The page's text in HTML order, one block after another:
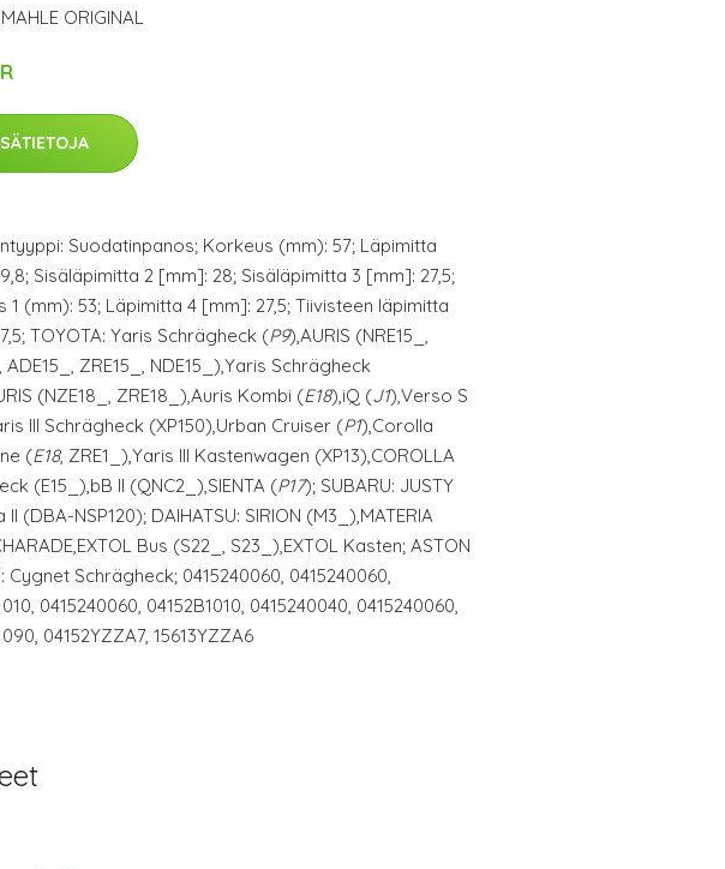
MAHLE ORIGINAL
Suodatinpanos; Korkeus (mm): 57; Läpimitta
Sisäläpimitta 2 [mm]: 28; Sisäläpimitta 3 [mm]: 27,5;
1 (mm): 53; Läpimitta 4 [mm]: 27,5; Tiivisteen läpimitta
TOYOTA: Yaris Schrägheck (P9),AURIS (NRE15_,
ADE15_, ZRE15_, NDE15_),Yaris Schrägheck
(NZE18_, ZRE18_),Auris Kombi (E18),iQ (J1),Verso S
III Schrägheck (XP150),Urban Cruiser (P1),Corolla
(E18, ZRE1_),Yaris III Kastenwagen (XP13),COROLLA
(E15_),bB II (QNC2_),SIENTA (P17); SUBARU: JUSTY
II (DBA-NSP120); DAIHATSU: SIRION (M3_),MATERIA
Bus (S22_, S23_),EXTOL Kasten; ASTON
Cygnet Schrägheck; 0415240060, 0415240060,
0415240060, 04152B1010, 0415240040, 0415240060,
04152YZZA7, 15613YZZA6